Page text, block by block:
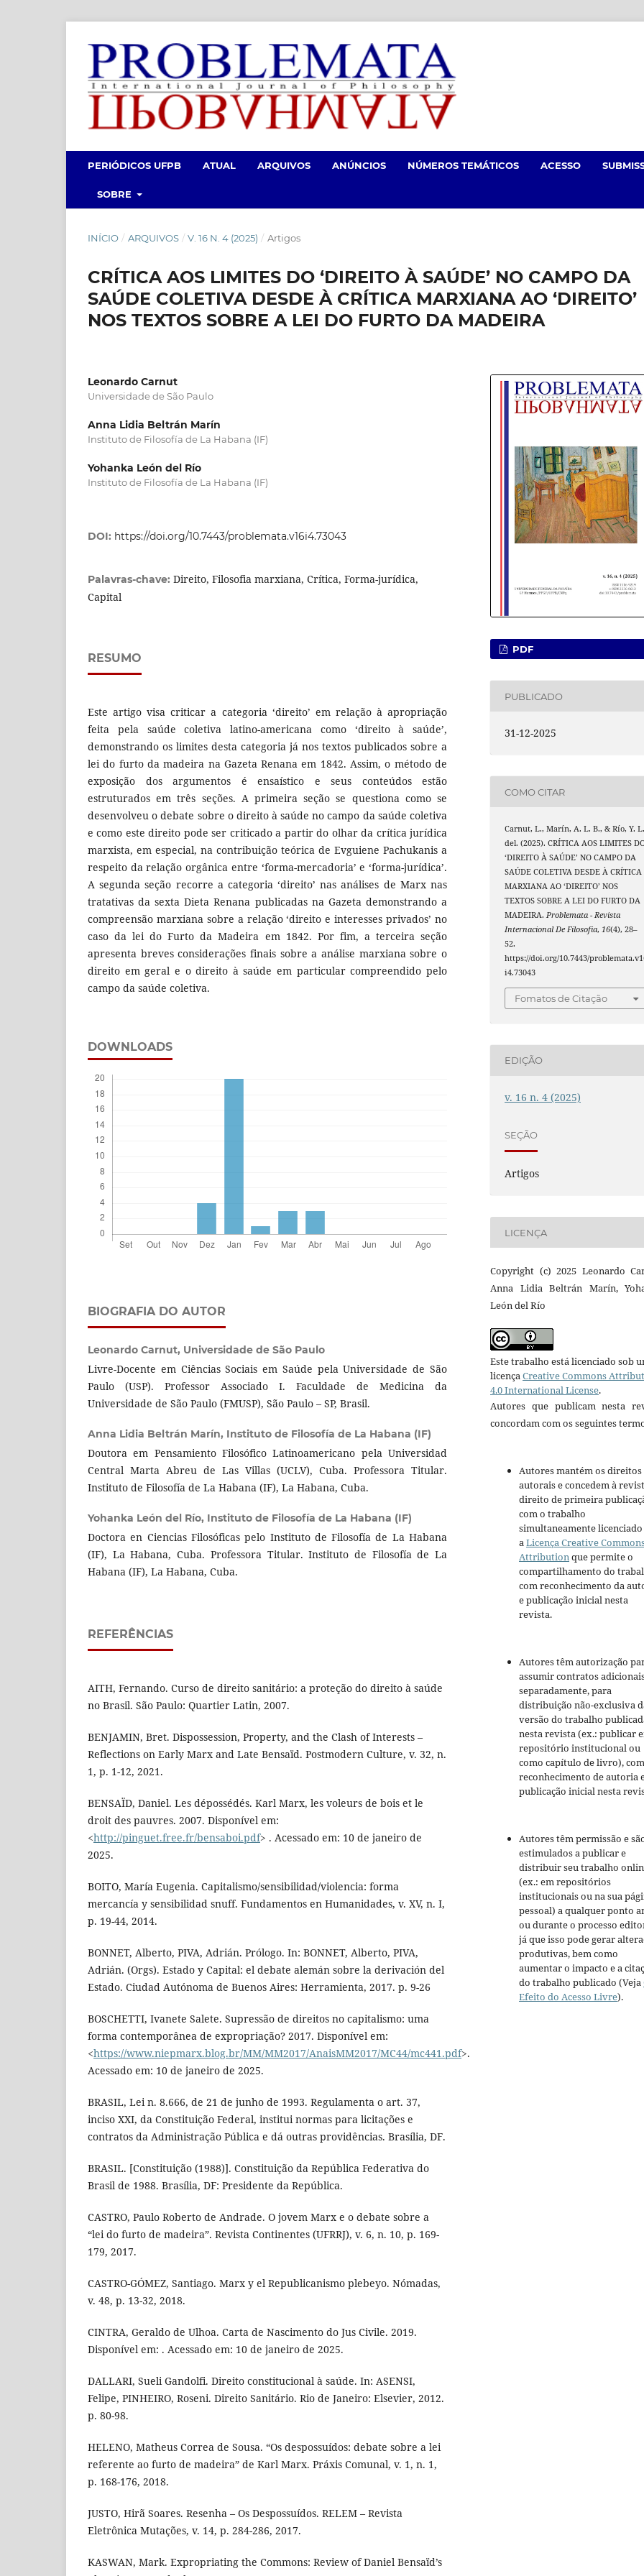
PERIÓDICOS UFPB ATUAL ARQUIVOS ANÚNCIOS NÚMEROS TEMÁTICOS ACESSO
SOBRE
INÍCIO / ARQUIVOS / V. 16 N. 4 (2025) / Artigos
CRÍTICA AOS LIMITES DO ‘DIREITO À SAÚDE’ NO CAMPO DA
SAÚDE COLETIVA DESDE À CRÍTICA MARXIANA AO ‘DIREITO’
NOS TEXTOS SOBRE A LEI DO FURTO DA MADEIRA
Leonardo Carnut
Universidade de São Paulo
Anna Lidia Beltrán Marín
Instituto de Filosofía de La Habana (IF)
Yohanka León del Río
Instituto de Filosofía de La Habana (IF)
DOI: https://doi.org/10.7443/problemata.v16i4.73043
Palavras-chave: Direito, Filosofia marxiana, Crítica, Forma-jurídica,
Capital
RESUMO
Este artigo visa criticar a categoria ‘direito’ em relação à apropriação
feita pela saúde coletiva latino-americana como ‘direito à saúde’,
demonstrando os limites desta categoria já nos textos publicados sobre a
lei do furto da madeira na Gazeta Renana em 1842. Assim, o método de
exposição dos argumentos é ensaístico e seus conteúdos estão
estruturados em três seções. A primeira seção se questiona como se
desenvolveu o debate sobre o direito à saúde no campo da saúde coletiva
e como este direito pode ser criticado a partir do olhar da crítica jurídica
marxista, em especial, na contribuição teórica de Evguiene Pachukanis a
respeito da relação orgânica entre ‘forma-mercadoria’ e ‘forma-jurídica’.
A segunda seção recorre a categoria ‘direito’ nas análises de Marx nas
tratativas da sexta Dieta Renana publicadas na Gazeta demonstrando a
compreensão marxiana sobre a relação ‘direito e interesses privados’ no
caso da lei do Furto da Madeira em 1842. Por fim, a terceira seção
apresenta breves considerações finais sobre a análise marxiana sobre o
direito em geral e o direito à saúde em particular compreendido pelo
campo da saúde coletiva.
DOWNLOADS
BIOGRAFIA DO AUTOR
Leonardo Carnut, Universidade de São Paulo
Livre-Docente em Ciências Sociais em Saúde pela Universidade de São
Paulo (USP). Professor Associado I. Faculdade de Medicina da
Universidade de São Paulo (FMUSP), São Paulo – SP, Brasil.
Anna Lidia Beltrán Marín, Instituto de Filosofía de La Habana (IF)
Doutora em Pensamiento Filosófico Latinoamericano pela Universidad
Central Marta Abreu de Las Villas (UCLV), Cuba. Professora Titular.
Instituto de Filosofía de La Habana (IF), La Habana, Cuba.
Yohanka León del Río, Instituto de Filosofía de La Habana (IF)
Doctora en Ciencias Filosóficas pelo Instituto de Filosofía de La Habana
(IF), La Habana, Cuba. Professora Titular. Instituto de Filosofía de La
Habana (IF), La Habana, Cuba.
REFERÊNCIAS
AITH, Fernando. Curso de direito sanitário: a proteção do direito à saúde
no Brasil. São Paulo: Quartier Latin, 2007.
BENJAMIN, Bret. Dispossession, Property, and the Clash of Interests –
Reflections on Early Marx and Late Bensaïd. Postmodern Culture, v. 32, n.
1, p. 1-12, 2021.
BENSAÏD, Daniel. Les dépossédés. Karl Marx, les voleurs de bois et le
droit des pauvres. 2007. Disponível em:
<http://pinguet.free.fr/bensaboi.pdf> . Acessado em: 10 de janeiro de
2025.
BOITO, María Eugenia. Capitalismo/sensibilidad/violencia: forma
mercancía y sensibilidad snuff. Fundamentos en Humanidades, v. XV, n. I,
p. 19-44, 2014.
BONNET, Alberto, PIVA, Adrián. Prólogo. In: BONNET, Alberto, PIVA,
Adrián. (Orgs). Estado y Capital: el debate alemán sobre la derivación del
Estado. Ciudad Autónoma de Buenos Aires: Herramienta, 2017. p. 9-26
BOSCHETTI, Ivanete Salete. Supressão de direitos no capitalismo: uma
forma contemporânea de expropriação? 2017. Disponível em:
<https://www.niepmarx.blog.br/MM/MM2017/AnaisMM2017/MC44/mc441.pdf>.
Acessado em: 10 de janeiro de 2025.
BRASIL, Lei n. 8.666, de 21 de junho de 1993. Regulamenta o art. 37,
inciso XXI, da Constituição Federal, institui normas para licitações e
contratos da Administração Pública e dá outras providências. Brasília, DF.
BRASIL. [Constituição (1988)]. Constituição da República Federativa do
Brasil de 1988. Brasília, DF: Presidente da República.
CASTRO, Paulo Roberto de Andrade. O jovem Marx e o debate sobre a
“lei do furto de madeira”. Revista Continentes (UFRRJ), v. 6, n. 10, p. 169-
179, 2017.
CASTRO-GÓMEZ, Santiago. Marx y el Republicanismo plebeyo. Nómadas,
v. 48, p. 13-32, 2018.
CINTRA, Geraldo de Ulhoa. Carta de Nascimento do Jus Civile. 2019.
Disponível em: . Acessado em: 10 de janeiro de 2025.
DALLARI, Sueli Gandolfi. Direito constitucional à saúde. In: ASENSI,
Felipe, PINHEIRO, Roseni. Direito Sanitário. Rio de Janeiro: Elsevier, 2012.
p. 80-98.
HELENO, Matheus Correa de Sousa. “Os despossuídos: debate sobre a lei
referente ao furto de madeira” de Karl Marx. Práxis Comunal, v. 1, n. 1,
p. 168-176, 2018.
JUSTO, Hirã Soares. Resenha – Os Despossuídos. RELEM – Revista
Eletrônica Mutações, v. 14, p. 284-286, 2017.
KASWAN, Mark. Expropriating the Commons: Review of Daniel Bensaïd’s
PDF
PUBLICADO
31-12-2025
COMO CITAR
Carnut, L., Marín, A. L. B., & Río, Y.
del. (2025). CRÍTICA AOS LIMITES
‘DIREITO À SAÚDE’ NO CAMPO DA
SAÚDE COLETIVA DESDE À CRÍTICA
MARXIANA AO ‘DIREITO’ NOS
TEXTOS SOBRE A LEI DO FURTO DA
MADEIRA.Problemata - Revista
Internacional De Filosofia,16(4), 28–
52.
https://doi.org/10.7443/
i4.73043
Fomatos de Citação
EDIÇÃO
v. 16 n. 4 (2025)
SEÇÃO
Artigos
LICENÇA
Copyright (c) 2025 Leonardo
Anna Lidia Beltrán Marín,
León del Río
Este trabalho está licenciado sob
licençaCreative Commons
4.0 International License.
Autores que publicam nesta
concordam com os seguintes
Autores mantém os direitos
autorais e concedem à
direito de primeira
com o trabalho
simultaneamente
aLicença Creative
Attributionque permite o
compartilhamento do
com reconhecimento da
e publicação inicial nesta
revista.
Autores têm autorização
assumir contratos
separadamente, para
distribuição não-exclusiva
versão do trabalho
nesta revista (ex.: publicar
repositório institucional ou
como capítulo de livro), com
reconhecimento de autoria
publicação inicial nesta
Autores têm permissão e
estimulados a publicar e
distribuir seu trabalho
(ex.: em repositórios
institucionais ou na sua
pessoal) a qualquer ponto
ou durante o processo
já que isso pode gerar
produtivas, bem como
aumentar o impacto e a
do trabalho publicado (Veja
Efeito do Acesso Livre).